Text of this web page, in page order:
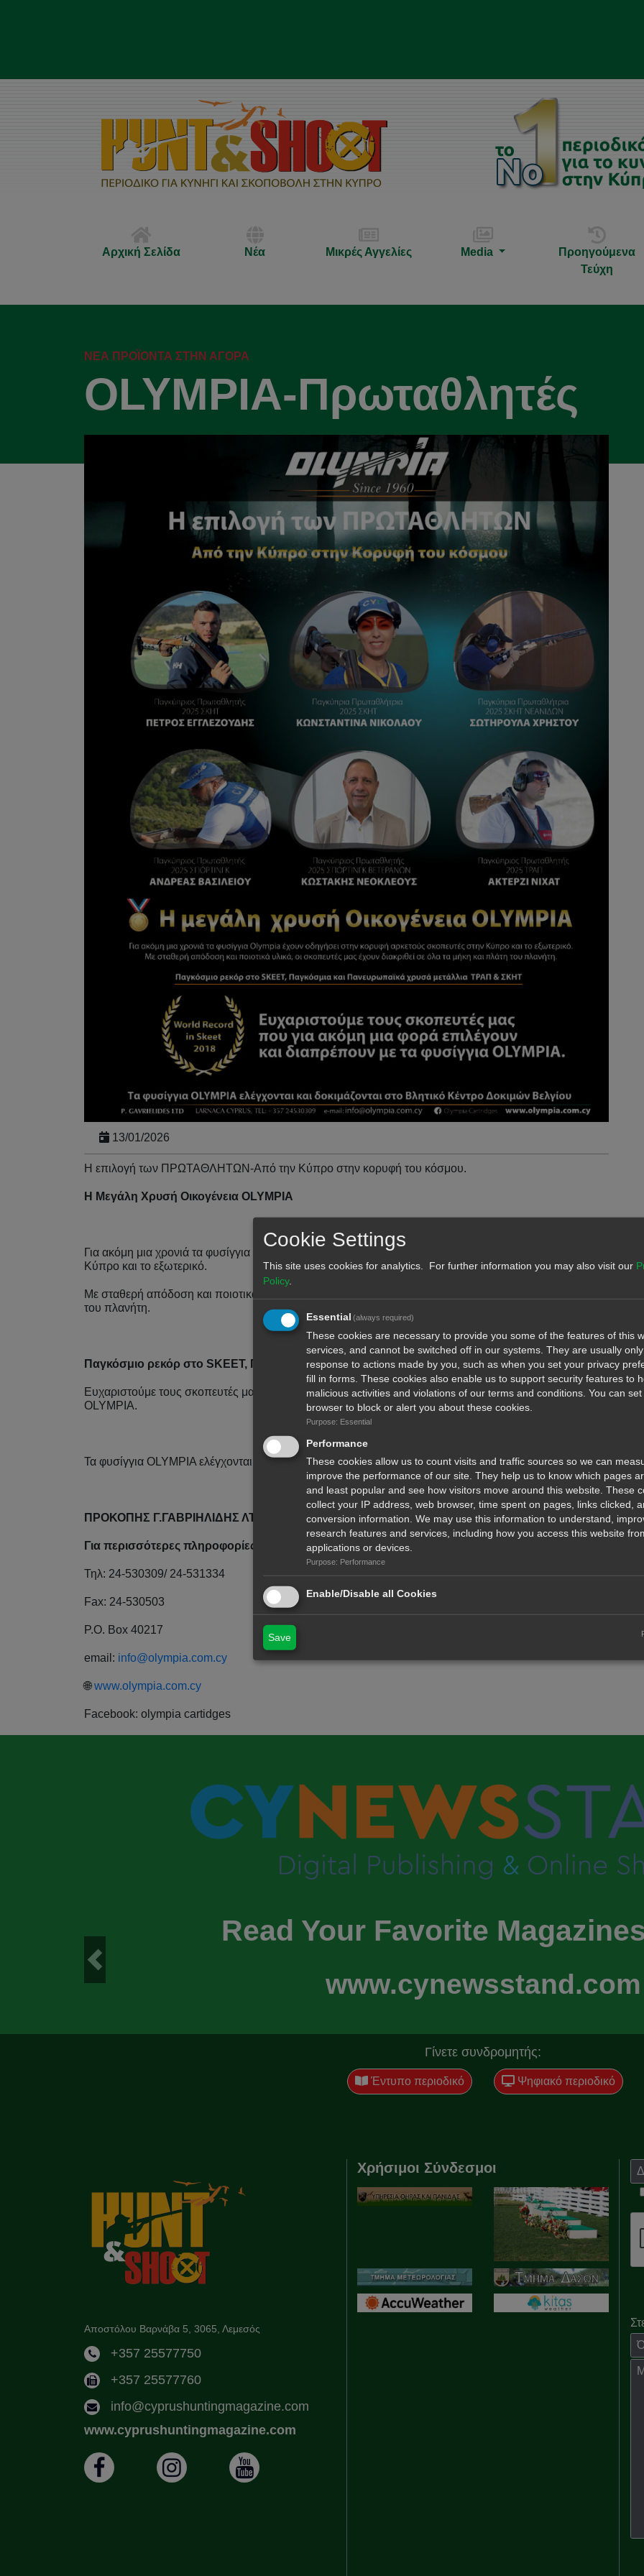
Αρχική Σελίδα Νέα Μικρές Αγγελίες Media
Προηγούμενα
Τεύχη
ΝΈΑ ΠΡΟΪΌΝΤΑ ΣΤΗΝ ΑΓΟΡΆ
OLYMPIA-Πρωταθλητές
13/01/2026
Η επιλογή των ΠΡΩΤΑΘΛΗΤΩΝ-Από την Κύπρο στην κορυφή του κόσμου.
Η Μεγάλη Χρυσή Οικογένεια OLYMPIA
Για ακόμη μια χρονιά τα φυσίγγια Olympia έχουν οδηγήσει στην κορυφή αρκετούς σκοπευτές στην
Κύπρο και το εξωτερικό.
Με σταθερή απόδοση και ποιοτικά υλικά οι σκοπευτές μας έχουν διακριθεί σε όλα τα μήκη και πλάτη
του πλανήτη.
Παγκόσμιο ρεκόρ στο SKEET, Παγκόσμια και Πανευρωπαικά χρυσά μετάλλια ΤΡΑΠ&ΣΚΗΤ
Ευχαριστούμε τους σκοπευτές μας που για ακόμη μια φορά επιλέγουν και διαπρέπουν με τα φυσίγγια
OLYMPIA.
Τα φυσίγγια OLYMPIA ελέγχονται και δοκιμάζονται στο Βλητικό κέντρο δοκιμών Βελγίου .
ΠΡΟΚΟΠΗΣ Γ.ΓΑΒΡΙΗΛΙΔΗΣ ΛΤΔ
Για περισσότερες πληροφορίες:
Τηλ: 24-530309/ 24-531334
Fax: 24-530503
P.O. Box 40217
email: info@olympia.com.cy
🌐www.olympia.com.cy
Facebook: olympia cartidges
Read Your Favorite
www.cynewsstand.com
Γίνετε συνδρομητής:
Έντυπο περιοδικό Ψηφιακό περιοδικό
Αποστόλου Βαρνάβα 5, 3065, Λεμεσός
+357 25577750
+357 25577760
info@cyprushuntingmagazine.com
www.cyprushuntingmagazine.com
Χρήσιμοι Σύνδεσμοι
Cookie Settings
This site uses cookies for analytics. For further information you may also visit our
Policy.
Essential (always required)
These cookies are necessary to provide you some of the features of this
services, and cannot be switched off in our systems. They are usually
response to actions made by you, such as when you set your privacy
fill in forms. These cookies also enable us to support security features to
malicious activities and violations of our terms and conditions. You can
browser to block or alert you about these cookies.
Purpose: Essential
Performance
These cookies allow us to count visits and traffic sources so we can
improve the performance of our site. They help us to know which pages
and least popular and see how visitors move around this website. These
collect your IP address, web browser, time spent on pages, links clicked,
conversion information. We may use this information to understand,
research features and services, including how you access this website
applications or devices.
Purpose: Performance
Enable/Disable all Cookies
Save